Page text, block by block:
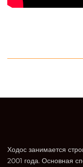
Ходос занимается
2001 года. Основная